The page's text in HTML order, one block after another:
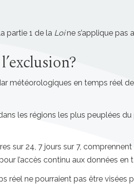
partie 1 de la Loine s’applique pas
météorologiques en temps réel
les régions les plus peuplées du
24, 7 jours sur 7,
l’accès continu aux données en
ne pourraient pas être visées